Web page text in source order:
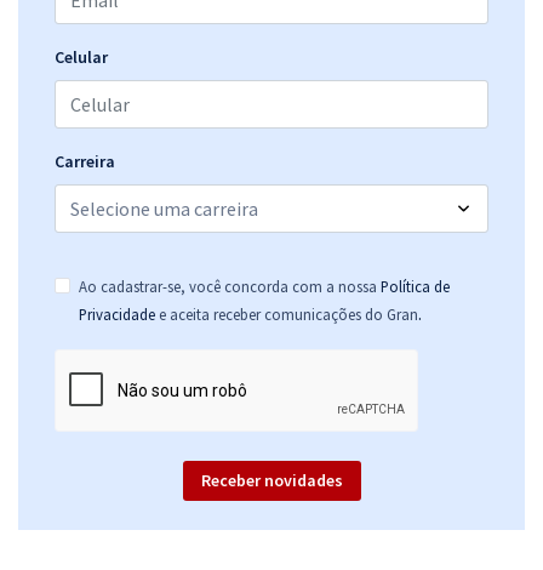
Celular
Carreira
Ao cadastrar-se, você concorda com a nossa Política de
Privacidade e aceita receber comunicações do Gran.
Receber novidades